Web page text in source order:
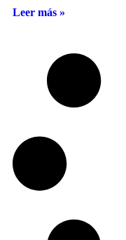
Leer más »